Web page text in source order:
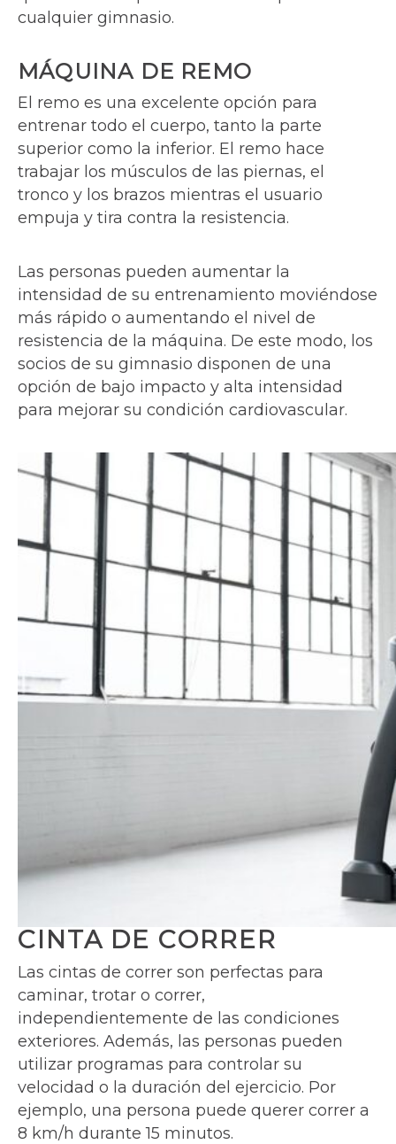
cualquier gimnasio.
MÁQUINA DE REMO
El remo es una excelente opción para
entrenar todo el cuerpo, tanto la parte
superior como la inferior. El remo hace
trabajar los músculos de las piernas, el
tronco y los brazos mientras el usuario
empuja y tira contra la resistencia.
Las personas pueden aumentar la
intensidad de su entrenamiento moviéndose
más rápido o aumentando el nivel de
resistencia de la máquina. De este modo, los
socios de su gimnasio disponen de una
opción de bajo impacto y alta intensidad
para mejorar su condición cardiovascular.
CINTA DE CORRER
Las cintas de correr son perfectas para
caminar, trotar o correr,
independientemente de las condiciones
exteriores. Además, las personas pueden
utilizar programas para controlar su
velocidad o la duración del ejercicio. Por
ejemplo, una persona puede querer correr a
8 km/h durante 15 minutos.